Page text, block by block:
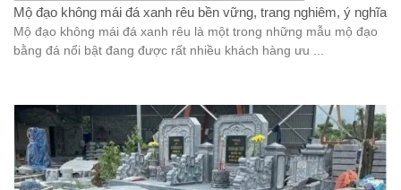
Mộ đạo không mái đá xanh rêu bền vững, trang nghiêm, ý nghĩa
Mộ đạo không mái đá xanh rêu là một trong những mẫu mộ đạo
bằng đá nổi bật đang được rất nhiều khách hàng ưu ...